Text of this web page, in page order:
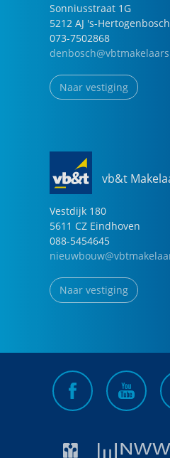
Sonniusstraat 1G
5212 AJ 's-Hertogenbosch
073-7502868
Naar vestiging
vb&t
Vestdijk 180
5611 CZ Eindhoven
088-5454645
Naar vestiging